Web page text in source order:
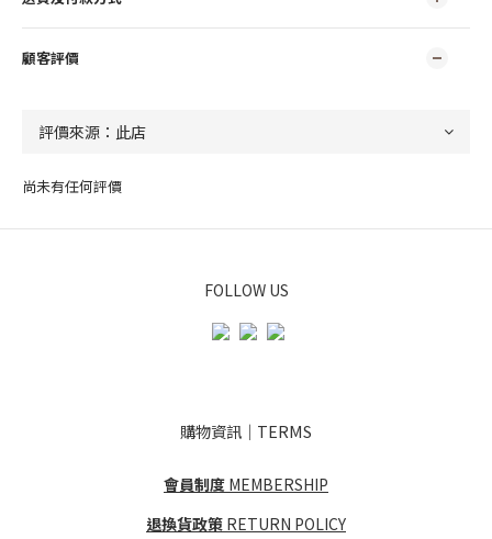
顧客評價
尚未有任何評價
FOLLOW US
購物資訊｜TERMS
會員制度 MEMBERSHIP
退換貨政策 RETURN POLICY